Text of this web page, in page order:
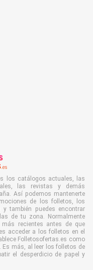
los catálogos actuales, las
las revistas y demás
Así podemos mantenerte
de los folletos, los
también puedes encontrar
de tu zona. Normalmente
recientes antes de que
acceder a los folletos en el
Folletosofertas.es como
más, al leer los folletos de
el desperdicio de papel y